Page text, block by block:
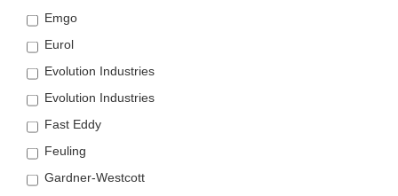
Emgo
Eurol
Evolution Industries
Evolution Industries
Fast Eddy
Feuling
Gardner-Westcott